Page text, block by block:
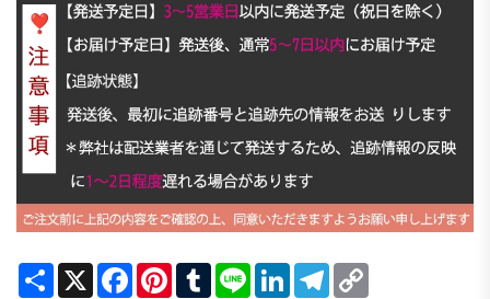
Share X FacebookPinterestTumblrLine LinkedInTelegram